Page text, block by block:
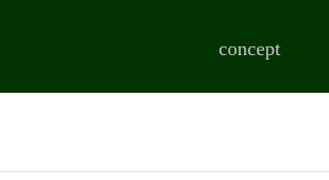
concept